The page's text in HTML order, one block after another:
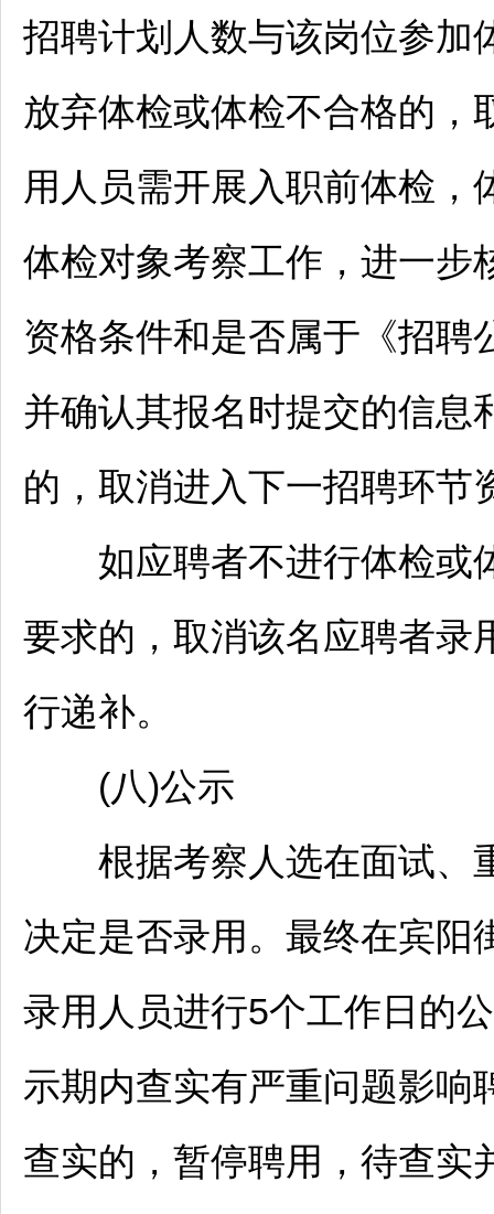
招聘计划人数与该岗位参加
放弃体检或体检不合格的，
用人员需开展入职前体检，
体检对象考察工作，进一步
资格条件和是否属于《招聘
并确认其报名时提交的信息
的，取消进入下一招聘环节
如应聘者不进行体检或
要求的，取消该名应聘者录
行递补。
(八)公示
根据考察人选在面试、
决定是否录用。最终在宾阳
录用人员进行5个工作日的
示期内查实有严重问题影响
查实的，暂停聘用，待查实